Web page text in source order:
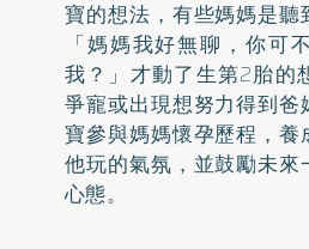
寶的想法，有些媽媽是
「媽媽我好無聊，你可
我？」才動了生第2胎的
爭寵或出現想努力得到
寶參與媽媽懷孕歷程，
他玩的氣氛，並鼓勵未
心態。